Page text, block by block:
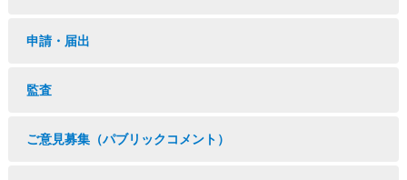
申請・届出
監査
ご意見募集（パブリックコメント）